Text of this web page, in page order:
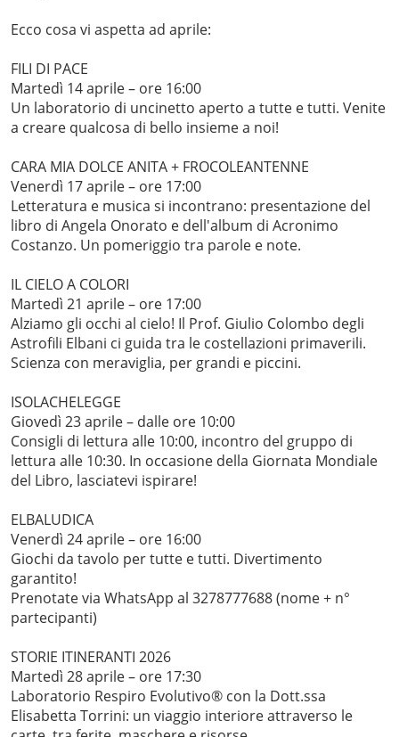
Ecco cosa vi aspetta ad aprile:
FILI DI PACE
Martedì 14 aprile – ore 16:00
Un laboratorio di uncinetto aperto a tutte e tutti. Venite
a creare qualcosa di bello insieme a noi!
CARA MIA DOLCE ANITA + FROCOLEANTENNE
Venerdì 17 aprile – ore 17:00
Letteratura e musica si incontrano: presentazione del
libro di Angela Onorato e dell'album di Acronimo
Costanzo. Un pomeriggio tra parole e note.
IL CIELO A COLORI
Martedì 21 aprile – ore 17:00
Alziamo gli occhi al cielo! Il Prof. Giulio Colombo degli
Astrofili Elbani ci guida tra le costellazioni primaverili.
Scienza con meraviglia, per grandi e piccini.
ISOLACHELEGGE
Giovedì 23 aprile – dalle ore 10:00
Consigli di lettura alle 10:00, incontro del gruppo di
lettura alle 10:30. In occasione della Giornata Mondiale
del Libro, lasciatevi ispirare!
ELBALUDICA
Venerdì 24 aprile – ore 16:00
Giochi da tavolo per tutte e tutti. Divertimento
garantito!
Prenotate via WhatsApp al 3278777688 (nome + n°
partecipanti)
STORIE ITINERANTI 2026
Martedì 28 aprile – ore 17:30
Laboratorio Respiro Evolutivo® con la Dott.ssa
Elisabetta Torrini: un viaggio interiore attraverso le